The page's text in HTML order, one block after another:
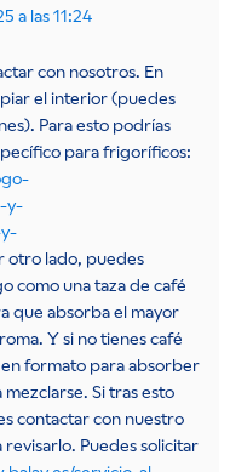
a las 11:24
con nosotros. En
el interior (puedes
Para esto podrías
para frigoríficos:
y-
otro lado, puedes
como una taza de café
que absorba el mayor
Y si no tienes café
formato para absorber
Si tras esto
contactar con nuestro
Puedes solicitar